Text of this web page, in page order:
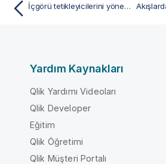
İçgörü tetikleyicilerini yönetme
Yardım Kaynakları
Qlik Yardımı Videoları
Qlik Developer
Eğitim
Qlik Öğretimi
Qlik Müşteri Portalı